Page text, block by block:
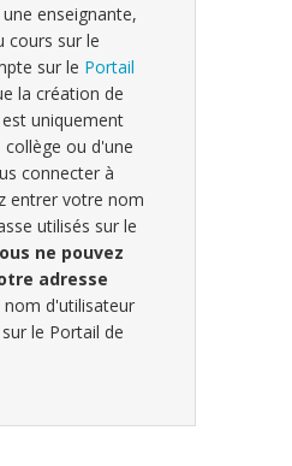
enseignante,
cours sur le
sur le Portail
la création de
uniquement
ou d'une
connecter à
entrer votre nom
utilisés sur le
ne pouvez
adresse
nom d'utilisateur
le Portail de